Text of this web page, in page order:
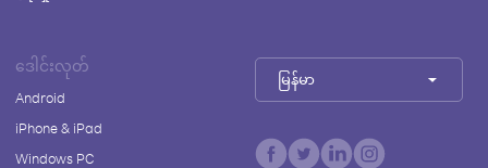
ဒေါင်းလုတ်
Android
iPhone & iPad
Windows PC
မြန်မာ